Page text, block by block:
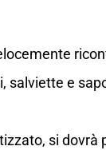
salviette e
si dovrà